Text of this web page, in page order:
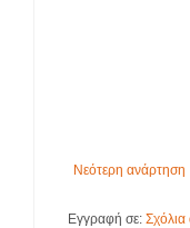
Νεότερη ανάρτηση
Εγγραφή σε: